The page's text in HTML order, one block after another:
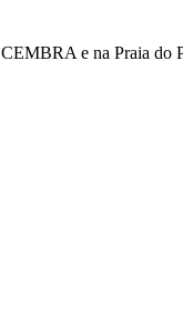
e na Praia do